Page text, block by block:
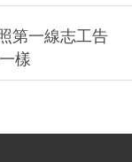
第一線志工告
樣